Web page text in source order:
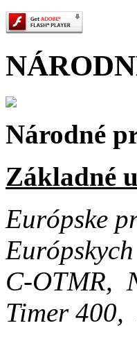
Národné
Základné
Európske
C-OTMR,
Timer